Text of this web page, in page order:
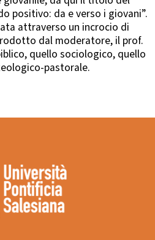
positivo: da e verso i giovani”.
attraverso un incrocio di
dal moderatore, il prof.
quello sociologico, quello
pastorale.